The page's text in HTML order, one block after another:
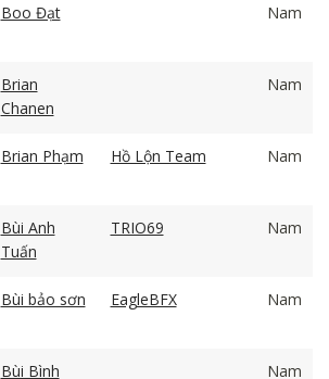
Boo Đạt Nam
Brian
Chanen
Nam
Brian Phạm Hồ Lộn Team Nam
Bùi Anh
Tuấn
TRIO69 Nam
Bùi bảo sơn EagleBFX Nam
Bùi Bình
Nam